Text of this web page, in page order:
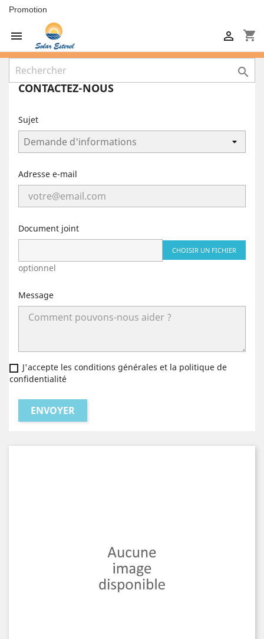
Promotion
 shopping_cart


CONTACTEZ-NOUS
Sujet
Adresse e-mail
Document joint
CHOISIR UN FICHIER
optionnel
Message
J'accepte les conditions générales et la politique de
confidentialité